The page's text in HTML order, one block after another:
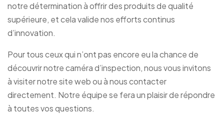
notre détermination à offrir des produits de qualité
supérieure, et cela valide nos efforts continus
d’innovation.
Pour tous ceux qui n’ont pas encore eu la chance de
découvrir notre caméra d’inspection, nous vous invitons
à visiter notre site web ou à nous contacter
directement. Notre équipe se fera un plaisir de répondre
à toutes vos questions.